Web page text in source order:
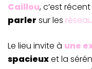
Caillou, c’est
parler sur les
Le lieu invite à une
spacieuxet la